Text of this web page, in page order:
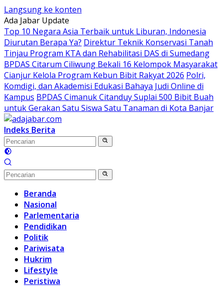
Langsung ke konten
Ada Jabar Update
Top 10 Negara Asia Terbaik untuk Liburan, Indonesia
Diurutan Berapa Ya? Direktur Teknik Konservasi Tanah
Tinjau Program KTA dan Rehabilitasi DAS di Sumedang
BPDAS Citarum Ciliwung Bekali 16 Kelompok Masyarakat
Cianjur Kelola Program Kebun Bibit Rakyat 2026 Polri,
Komdigi, dan Akademisi Edukasi Bahaya Judi Online di
Kampus BPDAS Cimanuk Citanduy Suplai 500 Bibit Buah
untuk Gerakan Satu Siswa Satu Tanaman di Kota Banjar
Indeks Berita
Beranda
Nasional
Parlementaria
Pendidikan
Politik
Pariwisata
Hukrim
Lifestyle
Peristiwa